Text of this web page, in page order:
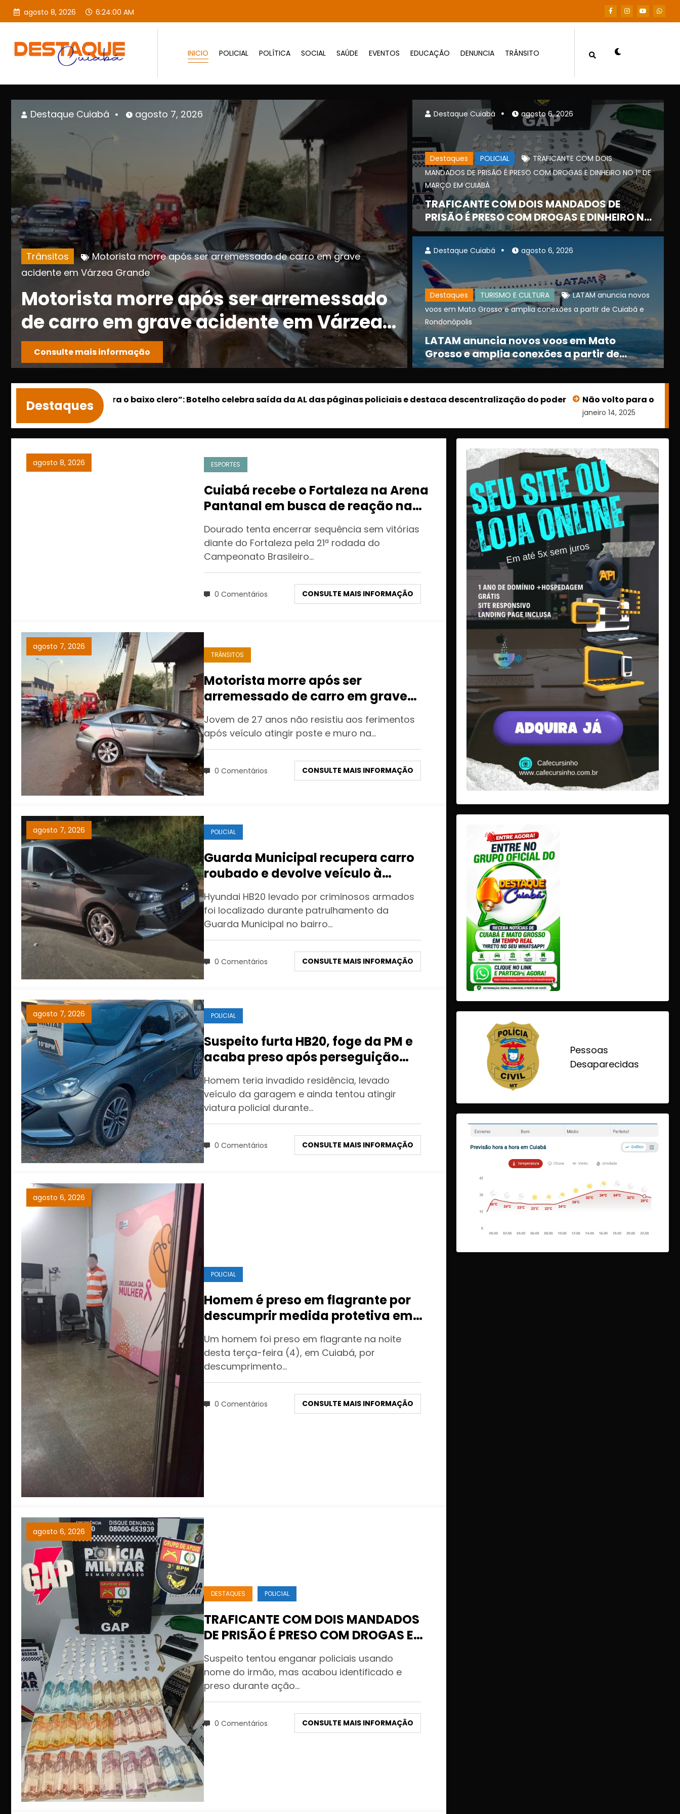
agosto 8, 2026 6:24:02 AM
INICIO POLICIAL POLÍTICA SOCIAL SAÚDE EVENTOS EDUCAÇÃO DENUNCIA TRÂNSITO
POLICIAL
Guarda Municipal recupera carro roubado e devolve veículo à
proprietária em Várzea Grande
Guarda Municipal recupera carro
roubado e devolve veículo à
proprietária em Várzea Grande
Consulte mais informação
Destaque Cuiabá agosto 7, 2026
POLICIAL
foge da PM e acaba preso após
Suspeito furta HB20
Suspeito furta HB20,
preso após
Cuiabá
Consulte mais informação
Destaque Cuiabá agosto 7, 2026
Destaques POLICIAL
TRAFICANTE COM DOIS
MANDADOS DE PRISÃO É PRESO COM DROGAS E DINHEIRO NO 1º DE
MARÇO EM CUIABÁ
TRAFICANTE COM DOIS MANDADOS DE
PRISÃO É PRESO COM DROGAS E DINHEIRO NO
1º DE MARÇO EM CUIABÁ
Destaque Cuiabá agosto 6, 2026
Destaques TURISMO E CULTURA
LATAM anuncia novos
voos em Mato Grosso e amplia conexões a partir de Cuiabá e
Rondonópolis
LATAM anuncia novos voos em Mato
Grosso e amplia conexões a partir de
Cuiabá e Rondonópolis
Destaque Cuiabá agosto 6, 2026
Destaques
Não volto para o baixo clero”: Botelho celebra saída da AL das páginas policiais e destaca descentralização do poder
janeiro 14, 2025
Não volto para o baixo
janeiro 14, 2025
agosto 8, 2026 ESPORTES
Cuiabá recebe o Fortaleza na Arena
Pantanal em busca de reação na
Série B
Dourado tenta encerrar sequência sem vitórias
diante do Fortaleza pela 21ª rodada do
Campeonato Brasileiro…
0 Comentários CONSULTE MAIS INFORMAÇÃO
agosto 7, 2026
TRÂNSITOS
Motorista morre após ser
arremessado de carro em grave
acidente em Várzea Grande
Jovem de 27 anos não resistiu aos ferimentos
após veículo atingir poste e muro na…
0 Comentários CONSULTE MAIS INFORMAÇÃO
agosto 7, 2026 POLICIAL
Guarda Municipal recupera carro
roubado e devolve veículo à
proprietária em Várzea Grande
Hyundai HB20 levado por criminosos armados
foi localizado durante patrulhamento da
Guarda Municipal no bairro…
0 Comentários CONSULTE MAIS INFORMAÇÃO
agosto 7, 2026 POLICIAL
Suspeito furta HB20, foge da PM e
acaba preso após perseguição
pelas ruas de Cuiabá
Homem teria invadido residência, levado
veículo da garagem e ainda tentou atingir
viatura policial durante…
0 Comentários CONSULTE MAIS INFORMAÇÃO
agosto 6, 2026
POLICIAL
Homem é preso em flagrante por
descumprir medida protetiva em
Cuiabá após acionamento de
botão do pânico
Um homem foi preso em flagrante na noite
desta terça-feira (4), em Cuiabá, por
descumprimento…
0 Comentários CONSULTE MAIS INFORMAÇÃO
agosto 6, 2026
DESTAQUES POLICIAL
TRAFICANTE COM DOIS MANDADOS
DE PRISÃO É PRESO COM DROGAS E
DINHEIRO NO 1º DE MARÇO EM
CUIABÁ
Suspeito tentou enganar policiais usando
nome do irmão, mas acabou identificado e
preso durante ação…
0 Comentários CONSULTE MAIS INFORMAÇÃO
Pessoas
Desaparecidas